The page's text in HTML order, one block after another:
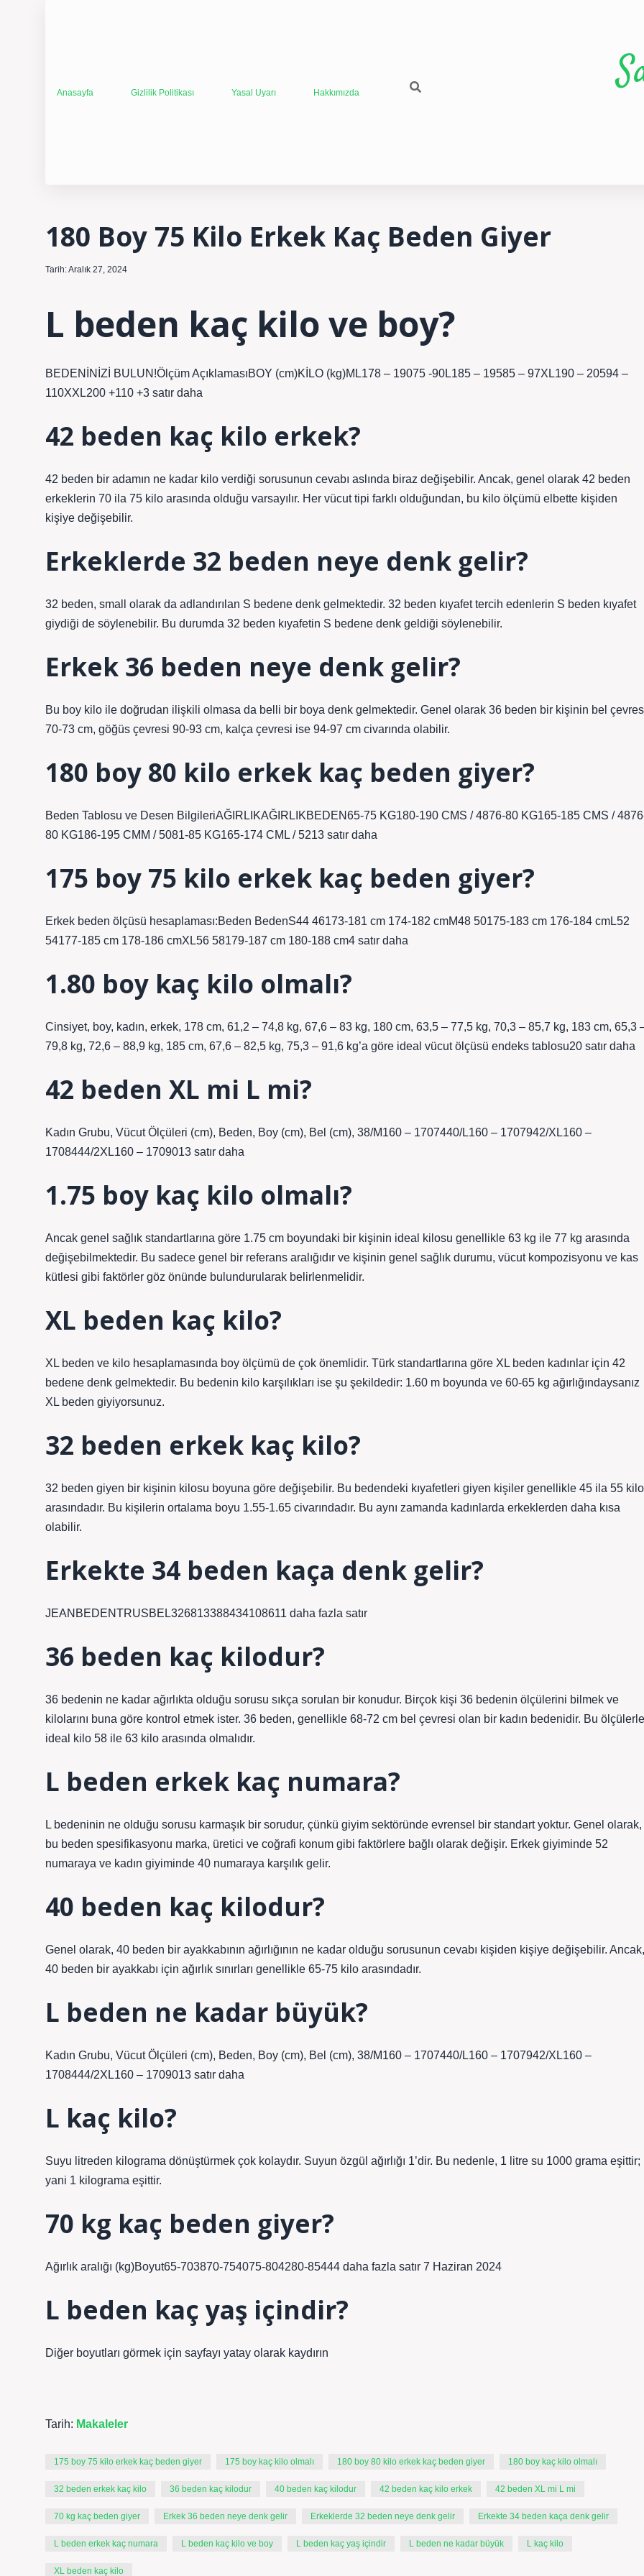
Anasayfa Gizlilik Politikası Yasal Uyarı Hakkımızda
180 Boy 75 Kilo Erkek Kaç Beden Giyer
Tarih: Aralık 27, 2024
L beden kaç kilo ve boy?
BEDENİNİZİ BULUN!Ölçüm AçıklamasıBOY (cm)KİLO (kg)ML178 – 19075 -90L185 – 19585 – 97XL190 – 20594 –
110XXL200 +110 +3 satır daha
42 beden kaç kilo erkek?
42 beden bir adamın ne kadar kilo verdiği sorusunun cevabı aslında biraz değişebilir. Ancak, genel olarak 42 beden
erkeklerin 70 ila 75 kilo arasında olduğu varsayılır. Her vücut tipi farklı olduğundan, bu kilo ölçümü elbette kişiden
kişiye değişebilir.
Erkeklerde 32 beden neye denk gelir?
32 beden, small olarak da adlandırılan S bedene denk gelmektedir. 32 beden kıyafet tercih edenlerin S beden kıyafet
giydiği de söylenebilir. Bu durumda 32 beden kıyafetin S bedene denk geldiği söylenebilir.
Erkek 36 beden neye denk gelir?
Bu boy kilo ile doğrudan ilişkili olmasa da belli bir boya denk gelmektedir. Genel olarak 36 beden bir kişinin bel
70-73 cm, göğüs çevresi 90-93 cm, kalça çevresi ise 94-97 cm civarında olabilir.
180 boy 80 kilo erkek kaç beden giyer?
Beden Tablosu ve Desen BilgileriAĞIRLIKAĞIRLIKBEDEN65-75 KG180-190 CMS / 4876-80 KG165-185 CMS /
80 KG186-195 CMM / 5081-85 KG165-174 CML / 5213 satır daha
175 boy 75 kilo erkek kaç beden giyer?
Erkek beden ölçüsü hesaplaması:Beden BedenS44 46173-181 cm 174-182 cmM48 50175-183 cm 176-184 cmL52
54177-185 cm 178-186 cmXL56 58179-187 cm 180-188 cm4 satır daha
1.80 boy kaç kilo olmalı?
Cinsiyet, boy, kadın, erkek, 178 cm, 61,2 – 74,8 kg, 67,6 – 83 kg, 180 cm, 63,5 – 77,5 kg, 70,3 – 85,7 kg, 183 cm, 65,3
79,8 kg, 72,6 – 88,9 kg, 185 cm, 67,6 – 82,5 kg, 75,3 – 91,6 kg’a göre ideal vücut ölçüsü endeks tablosu20 satır daha
42 beden XL mi L mi?
Kadın Grubu, Vücut Ölçüleri (cm), Beden, Boy (cm), Bel (cm), 38/M160 – 1707440/L160 – 1707942/XL160 –
1708444/2XL160 – 1709013 satır daha
1.75 boy kaç kilo olmalı?
Ancak genel sağlık standartlarına göre 1.75 cm boyundaki bir kişinin ideal kilosu genellikle 63 kg ile 77 kg arasında
değişebilmektedir. Bu sadece genel bir referans aralığıdır ve kişinin genel sağlık durumu, vücut kompozisyonu ve kas
kütlesi gibi faktörler göz önünde bulundurularak belirlenmelidir.
XL beden kaç kilo?
XL beden ve kilo hesaplamasında boy ölçümü de çok önemlidir. Türk standartlarına göre XL beden kadınlar için 42
bedene denk gelmektedir. Bu bedenin kilo karşılıkları ise şu şekildedir: 1.60 m boyunda ve 60-65 kg ağırlığındaysanız
XL beden giyiyorsunuz.
32 beden erkek kaç kilo?
32 beden giyen bir kişinin kilosu boyuna göre değişebilir. Bu bedendeki kıyafetleri giyen kişiler genellikle 45 ila 55 kilo
arasındadır. Bu kişilerin ortalama boyu 1.55-1.65 civarındadır. Bu aynı zamanda kadınlarda erkeklerden daha kısa
olabilir.
Erkekte 34 beden kaça denk gelir?
JEANBEDENTRUSBEL326813388434108611 daha fazla satır
36 beden kaç kilodur?
36 bedenin ne kadar ağırlıkta olduğu sorusu sıkça sorulan bir konudur. Birçok kişi 36 bedenin ölçülerini bilmek ve
kilolarını buna göre kontrol etmek ister. 36 beden, genellikle 68-72 cm bel çevresi olan bir kadın bedenidir. Bu ölçülerle
ideal kilo 58 ile 63 kilo arasında olmalıdır.
L beden erkek kaç numara?
L bedeninin ne olduğu sorusu karmaşık bir sorudur, çünkü giyim sektöründe evrensel bir standart yoktur. Genel olarak,
bu beden spesifikasyonu marka, üretici ve coğrafi konum gibi faktörlere bağlı olarak değişir. Erkek giyiminde 52
numaraya ve kadın giyiminde 40 numaraya karşılık gelir.
40 beden kaç kilodur?
Genel olarak, 40 beden bir ayakkabının ağırlığının ne kadar olduğu sorusunun cevabı kişiden kişiye değişebilir. Ancak,
40 beden bir ayakkabı için ağırlık sınırları genellikle 65-75 kilo arasındadır.
L beden ne kadar büyük?
Kadın Grubu, Vücut Ölçüleri (cm), Beden, Boy (cm), Bel (cm), 38/M160 – 1707440/L160 – 1707942/XL160 –
1708444/2XL160 – 1709013 satır daha
L kaç kilo?
Suyu litreden kilograma dönüştürmek çok kolaydır. Suyun özgül ağırlığı 1’dir. Bu nedenle, 1 litre su 1000 grama eşittir;
yani 1 kilograma eşittir.
70 kg kaç beden giyer?
Ağırlık aralığı (kg)Boyut65-703870-754075-804280-85444 daha fazla satır 7 Haziran 2024
L beden kaç yaş içindir?
Diğer boyutları görmek için sayfayı yatay olarak kaydırın
Tarih: Makaleler
175 boy 75 kilo erkek kaç beden giyer 175 boy kaç kilo olmalı 180 boy 80 kilo erkek kaç beden giyer 180 boy kaç kilo olmalı
32 beden erkek kaç kilo 36 beden kaç kilodur 40 beden kaç kilodur 42 beden kaç kilo erkek 42 beden XL mi L mi
70 kg kaç beden giyer Erkek 36 beden neye denk gelir Erkeklerde 32 beden neye denk gelir Erkekte 34 beden kaça denk gelir
L beden erkek kaç numara L beden kaç kilo ve boy L beden kaç yaş içindir L beden ne kadar büyük L kaç kilo
XL beden kaç kilo